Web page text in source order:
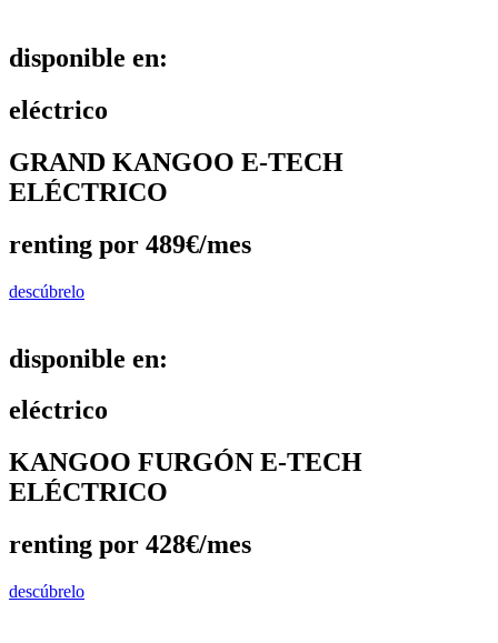
disponible en:
eléctrico
GRAND KANGOO E-TECH
ELÉCTRICO
renting por 489€/mes
descúbrelo
disponible en:
eléctrico
KANGOO FURGÓN E-TECH
ELÉCTRICO
renting por 428€/mes
descúbrelo